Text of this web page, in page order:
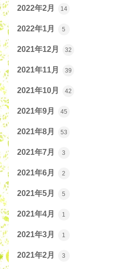
2022年2月 14
2022年1月 5
2021年12月 32
2021年11月 39
2021年10月 42
2021年9月 45
2021年8月 53
2021年7月 3
2021年6月 2
2021年5月 5
2021年4月 1
2021年3月 1
2021年2月 3